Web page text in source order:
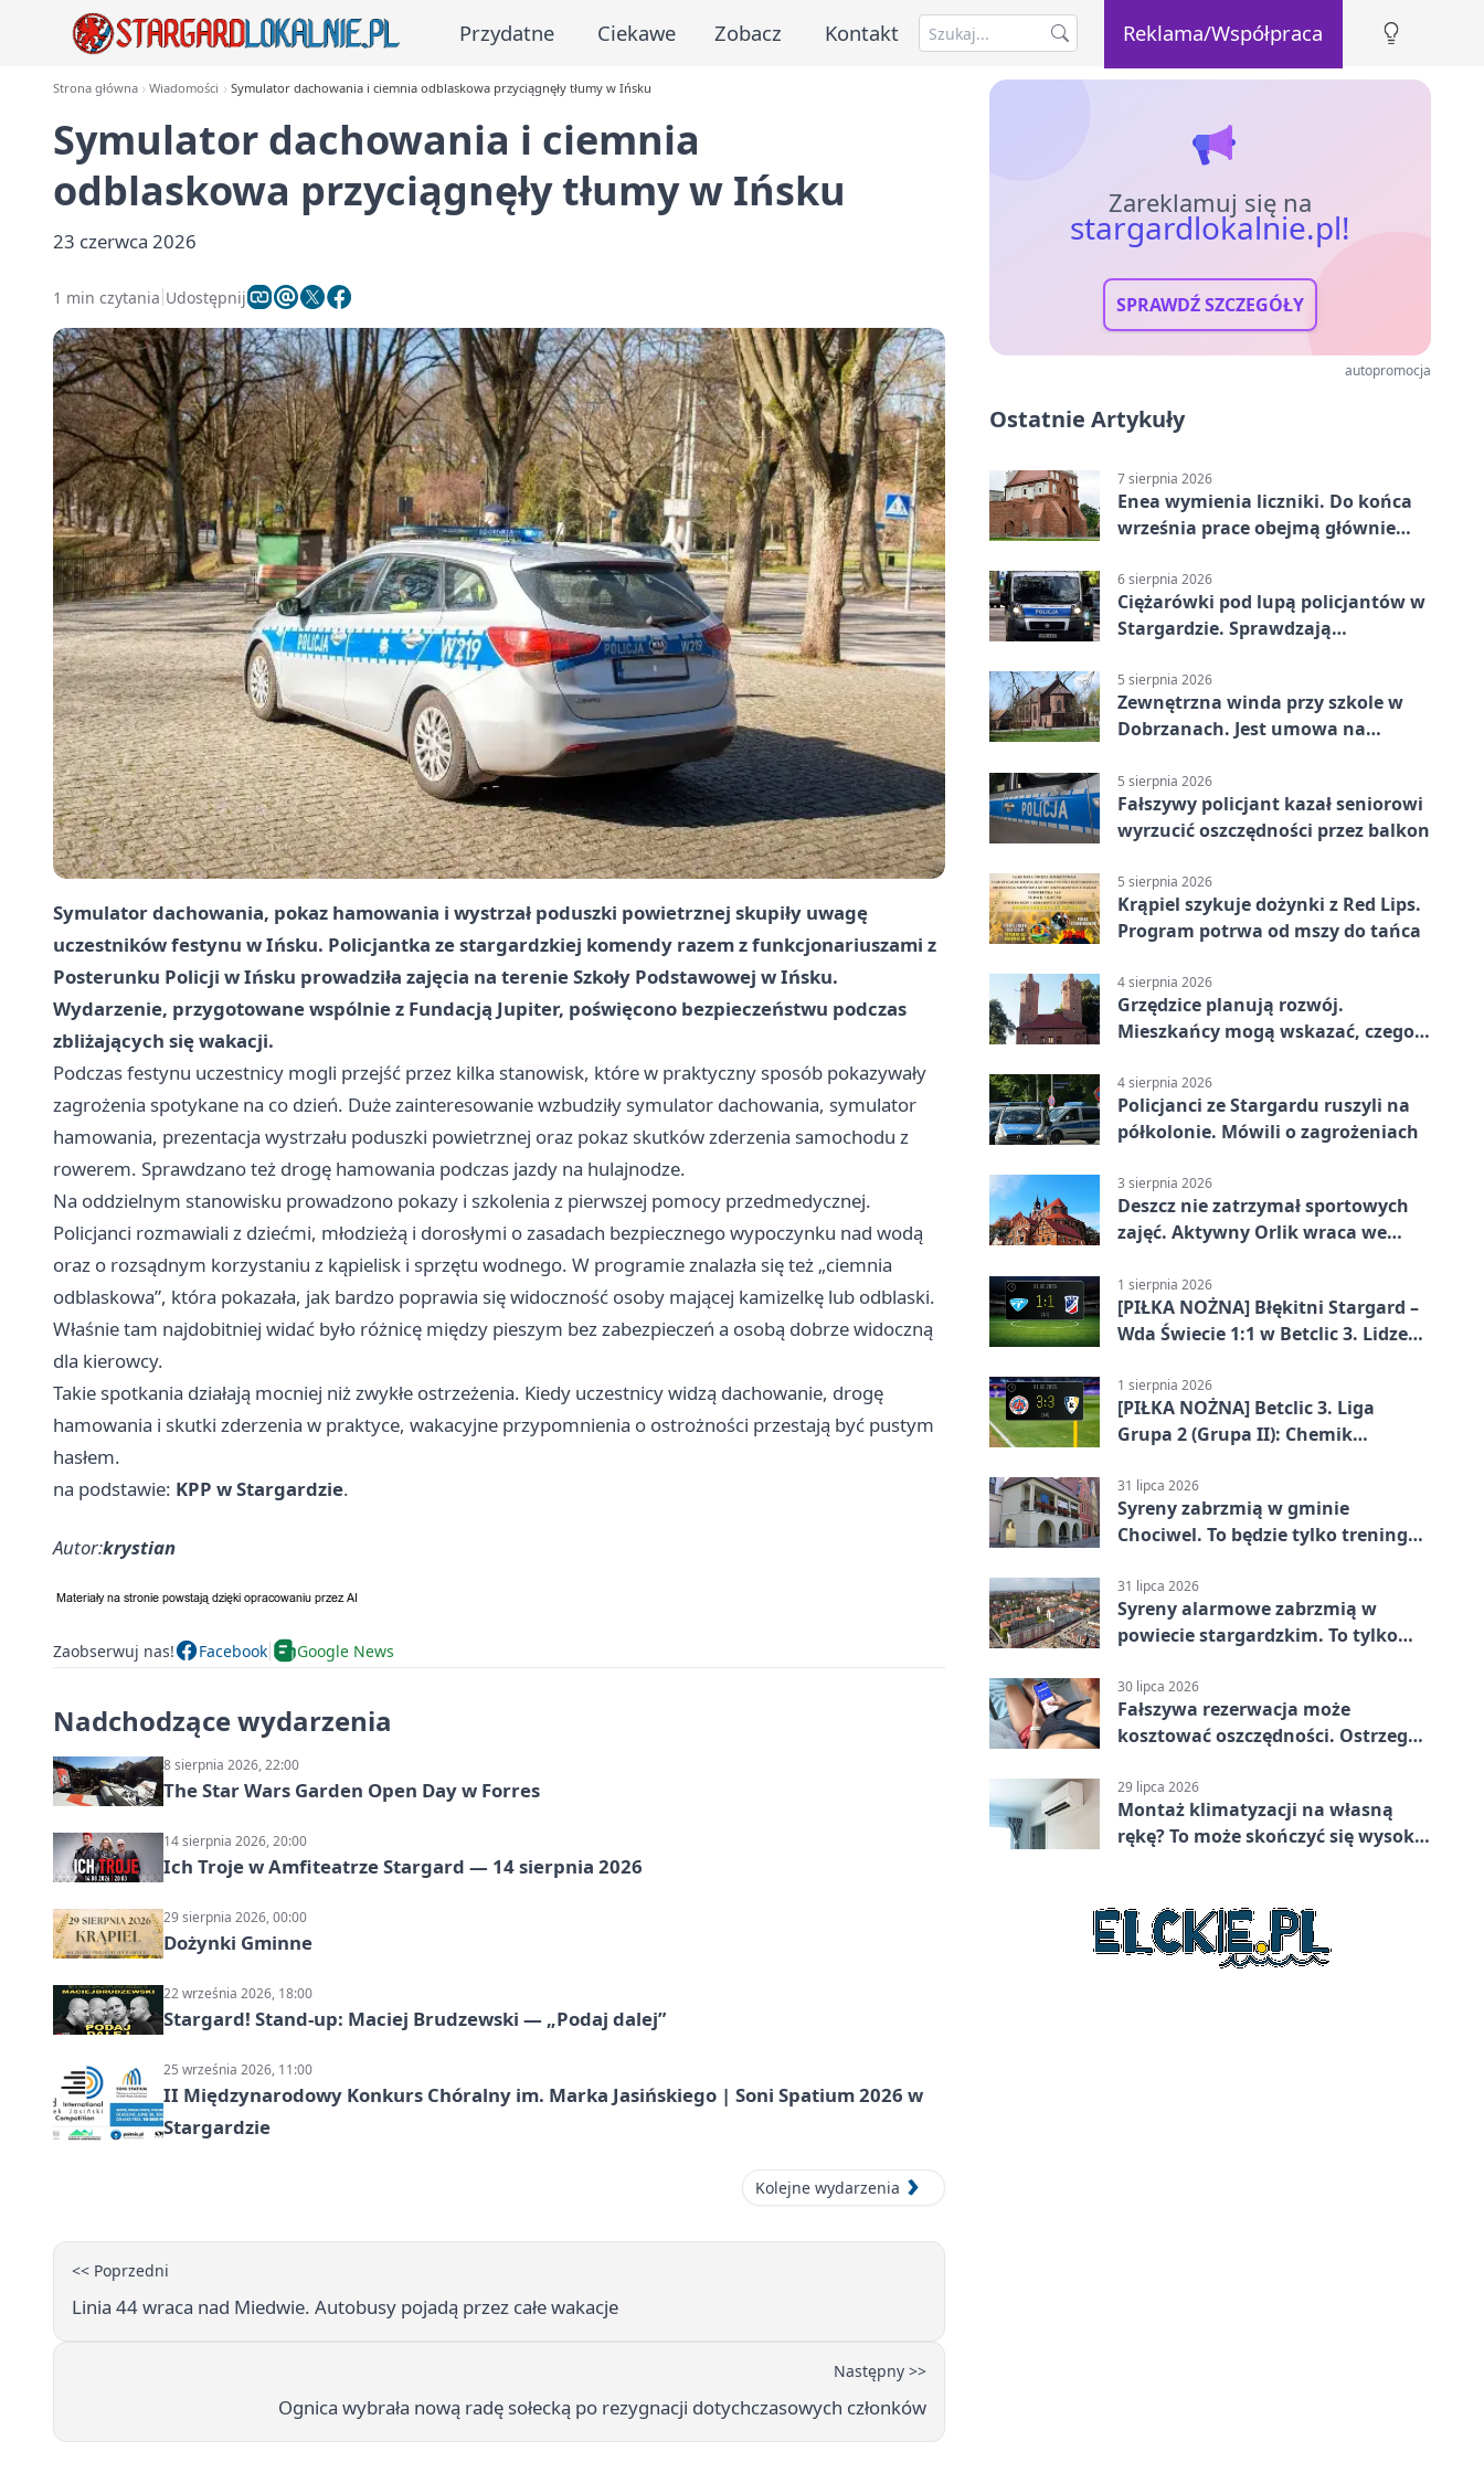
Przydatne Ciekawe Zobacz Kontakt Reklama/Współpraca
Strona główna Wiadomości Symulator dachowania i ciemnia odblaskowa przyciągnęły tłumy w Ińsku
Symulator dachowania i ciemnia
odblaskowa przyciągnęły tłumy w Ińsku
23 czerwca 2026
1 min czytania Udostępnij
Symulator dachowania, pokaz hamowania i wystrzał poduszki powietrznej skupiły uwagę
uczestników festynu w Ińsku. Policjantka ze stargardzkiej komendy razem z funkcjonariuszami z
Posterunku Policji w Ińsku prowadziła zajęcia na terenie Szkoły Podstawowej w Ińsku.
Wydarzenie, przygotowane wspólnie z Fundacją Jupiter, poświęcono bezpieczeństwu podczas
zbliżających się wakacji.
Podczas festynu uczestnicy mogli przejść przez kilka stanowisk, które w praktyczny sposób pokazywały
zagrożenia spotykane na co dzień. Duże zainteresowanie wzbudziły symulator dachowania, symulator
hamowania, prezentacja wystrzału poduszki powietrznej oraz pokaz skutków zderzenia samochodu z
rowerem. Sprawdzano też drogę hamowania podczas jazdy na hulajnodze.
Na oddzielnym stanowisku prowadzono pokazy i szkolenia z pierwszej pomocy przedmedycznej.
Policjanci rozmawiali z dziećmi, młodzieżą i dorosłymi o zasadach bezpiecznego wypoczynku nad wodą
oraz o rozsądnym korzystaniu z kąpielisk i sprzętu wodnego. W programie znalazła się też „ciemnia
odblaskowa”, która pokazała, jak bardzo poprawia się widoczność osoby mającej kamizelkę lub odblaski.
Właśnie tam najdobitniej widać było różnicę między pieszym bez zabezpieczeń a osobą dobrze widoczną
dla kierowcy.
Takie spotkania działają mocniej niż zwykłe ostrzeżenia. Kiedy uczestnicy widzą dachowanie, drogę
hamowania i skutki zderzenia w praktyce, wakacyjne przypomnienia o ostrożności przestają być pustym
hasłem.
na podstawie: KPP w Stargardzie.
Autor:krystian
Zaobserwuj nas! Facebook Google News
Nadchodzące wydarzenia
8 sierpnia 2026, 22:00
The Star Wars Garden Open Day w Forres
14 sierpnia 2026, 20:00
Ich Troje w Amfiteatrze Stargard — 14 sierpnia 2026
29 sierpnia 2026, 00:00
Dożynki Gminne
22 września 2026, 18:00
Stargard! Stand-up: Maciej Brudzewski — „Podaj dalej”
25 września 2026, 11:00
II Międzynarodowy Konkurs Chóralny im. Marka Jasińskiego | Soni Spatium 2026 w
Stargardzie
Kolejne wydarzenia
<< Poprzedni
Linia 44 wraca nad Miedwie. Autobusy pojadą przez całe wakacje
Następny >>
Ognica wybrała nową radę sołecką po rezygnacji dotychczasowych członków
Zareklamuj się na
stargardlokalnie.pl!
SPRAWDŹ SZCZEGÓŁY
autopromocja
Ostatnie Artykuły
7 sierpnia 2026
Enea wymienia liczniki. Do końca
września prace obejmą głównie
6 sierpnia 2026
Ciężarówki pod lupą policjantów w
Stargardzie. Sprawdzają
5 sierpnia 2026
Zewnętrzna winda przy szkole w
Dobrzanach. Jest umowa na
5 sierpnia 2026
Fałszywy policjant kazał seniorowi
wyrzucić oszczędności przez balkon
5 sierpnia 2026
Krąpiel szykuje dożynki z Red Lips.
Program potrwa od mszy do tańca
4 sierpnia 2026
Grzędzice planują rozwój.
Mieszkańcy mogą wskazać, czego
4 sierpnia 2026
Policjanci ze Stargardu ruszyli na
półkolonie. Mówili o zagrożeniach
3 sierpnia 2026
Deszcz nie zatrzymał sportowych
zajęć. Aktywny Orlik wraca we
1 sierpnia 2026
[PIŁKA NOŻNA] Błękitni Stargard –
Wda Świecie 1:1 w Betclic 3. Lidze
1 sierpnia 2026
[PIŁKA NOŻNA] Betclic 3. Liga
Grupa 2 (Grupa II): Chemik
Stargard 3:3
31 lipca 2026
Syreny zabrzmią w gminie
Chociwel. To będzie tylko trening
31 lipca 2026
Syreny alarmowe zabrzmią w
powiecie stargardzkim. To tylko
30 lipca 2026
Fałszywa rezerwacja może
kosztować oszczędności. Ostrzega
29 lipca 2026
Montaż klimatyzacji na własną
rękę? To może skończyć się wysoką